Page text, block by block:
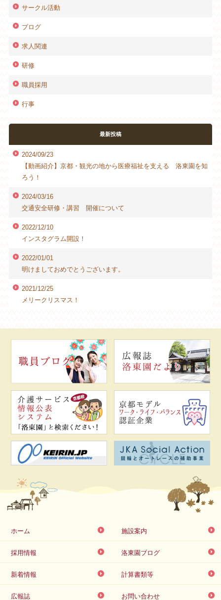
サークル活動
ブログ
求人関連
研修
職員採用
行事
最新投稿
2024/09/23
【動画紹介】京都・観光の地から医療福祉を支える 洛東園を知
ろう！
2024/03/16
交通安全研修・講習 開催について
2022/12/10
インスタグラム開設！
2022/01/01
明けましておめでとうございます。
2021/12/25
メリークリスマス！
ホーム 施設案内
採用情報 洛東園ブログ
新着情報 計算書類等
広報誌 お問い合わせ